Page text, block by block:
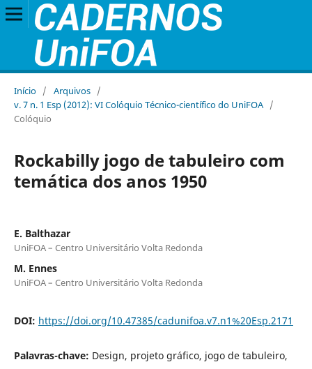
Início / Arquivos /
v. 7 n. 1 Esp (2012): VI Colóquio Técnico-científico do UniFOA /
Colóquio
Rockabilly jogo de tabuleiro com
temática dos anos 1950
E. Balthazar
UniFOA – Centro Universitário Volta Redonda
M. Ennes
UniFOA – Centro Universitário Volta Redonda
DOI: https://doi.org/10.47385/cadunifoa.v7.n1%20Esp.2171
Palavras-chave: Design, projeto gráfico, jogo de tabuleiro,